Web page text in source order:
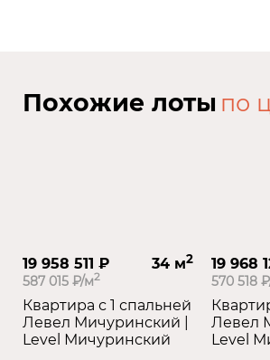
Похожие лоты
19 958 511 ₽ 34 м2
587 015 ₽/м2
Квартира с 1 спальней
Левел Мичуринский |
Level Мичуринский
19 968
570 518
Левел
Level